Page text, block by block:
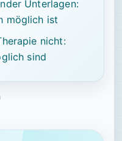
Unterlagen:
möglich ist
nicht:
sind